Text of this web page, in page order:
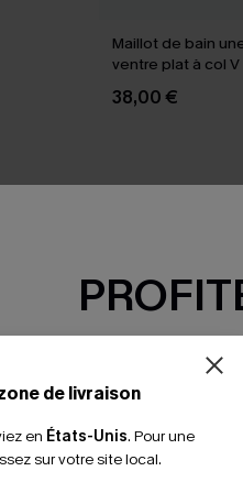
Maillot de bain
ventre plat à col
power
38,00 €
par la façon
de livraison
en États-Unis. Pour une
sur votre site local.
-15% dès 2
*Un code par